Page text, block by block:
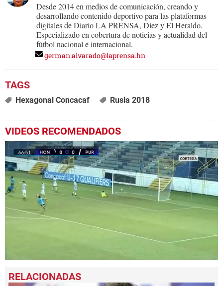
Desde 2014 en medios de comunicación, creando y
desarrollando contenido deportivo para las plataformas
digitales de Diario LA PRENSA, Diez y El Heraldo.
Especializado en cobertura de noticias y actualidad del
fútbol nacional e internacional.
german.alvarado@laprensa.hn
Hexagonal Concacaf Rusia 2018
VIDEOS RECOMENDADOS
seconds
of